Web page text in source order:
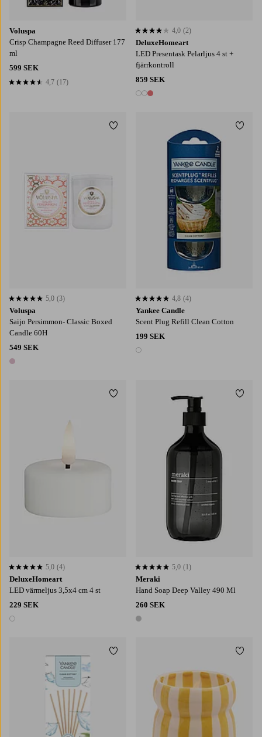
Voluspa
Crisp Champagne Reed Diffuser 177
ml
599 SEK
4,7 baserat på 17 st betyg
4,7 (17)
DeluxeHomeart
LED Presentask Pelarljus 4 st +
fjärrkontroll
859 SEK
3 färger
4,0 baserat på 2 st betyg
4,0 (2)
Voluspa
Saijo Persimmon- Classic Boxed
Candle 60H
549 SEK
1 färg
5,0 baserat på 3 st betyg
5,0 (3)
Lägg till i favoriter
Yankee Candle
Scent Plug Refill Clean Cotton
199 SEK
1 färg
4,8 baserat på 4 st betyg
4,8 (4)
DeluxeHomeart
LED värmeljus 3,5x4 cm 4 st
229 SEK
1 färg
5,0 baserat på 4 st betyg
5,0 (4)
Lägg till i favoriter
Meraki
Hand Soap Deep Valley 490 Ml
260 SEK
1 färg
5,0 baserat på 1 st betyg
5,0 (1)
Lägg till i favoriter